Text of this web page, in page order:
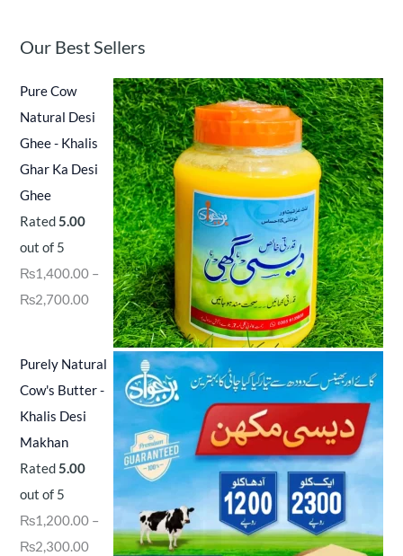
Our Best Sellers
Pure Cow
Natural Desi
Ghee - Khalis
Ghar Ka Desi
Ghee
Rated5.00
out of 5
₨1,400.00 –
₨2,700.00
Purely Natural
Cow's Butter -
Khalis Desi
Makhan
Rated5.00
out of 5
₨1,200.00 –
₨2,300.00